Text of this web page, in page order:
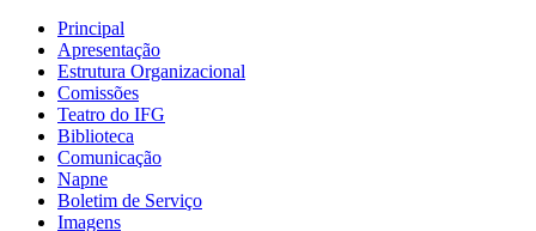
Principal
Apresentação
Estrutura Organizacional
Comissões
Teatro do IFG
Biblioteca
Comunicação
Napne
Boletim de Serviço
Imagens